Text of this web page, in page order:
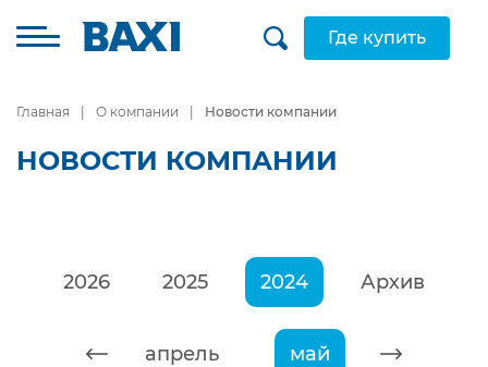
Где купить
Главная О компании Новости компании
НОВОСТИ КОМПАНИИ
2026 2025 2024 Архив
апрель май